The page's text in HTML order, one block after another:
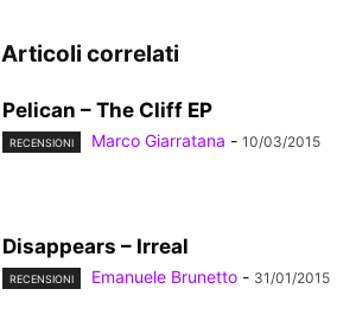
Articoli correlati
Pelican – The Cliff EP
RECENSIONI Marco Giarratana - 10/03/2015
Disappears – Irreal
RECENSIONI Emanuele Brunetto - 31/01/2015